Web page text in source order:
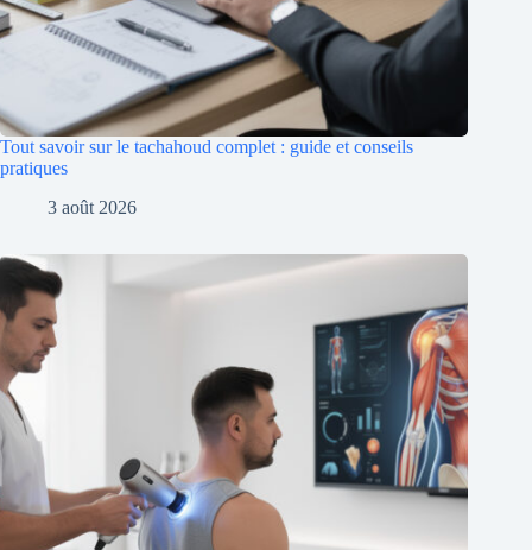
Tout savoir sur le tachahoud complet : guide et conseils
pratiques
3 août 2026